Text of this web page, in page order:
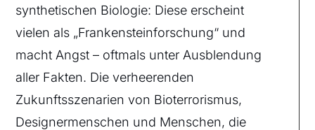
synthetischen Biologie: Diese erscheint
vielen als „Frankensteinforschung“ und
macht Angst – oftmals unter Ausblendung
aller Fakten. Die verheerenden
Zukunftsszenarien von Bioterrorismus,
Designermenschen und Menschen, die